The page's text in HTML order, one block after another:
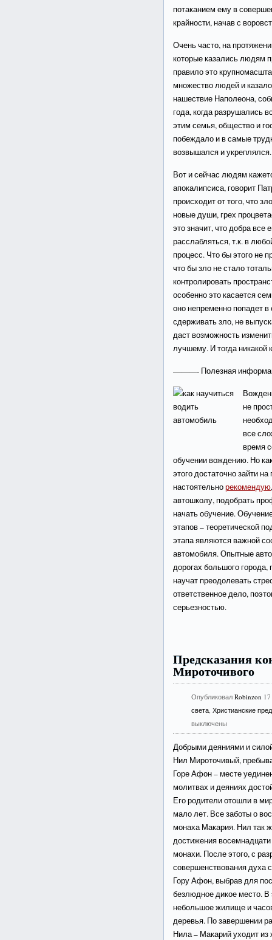
потаканием ему в
крайности, начав с
Очень часто, на
которые казались людям
правило это
множество людей и
нашествие Наполеона,
года, когда разрушались
этим семья, общество и
побеждало и в самые
возвышался и укреплялся.
Вот и сейчас людям
апокалипсиса, говорит
происходит от того, что
новые души, грех
это значит, что добра
расслабляться, т.к. в
процесс. Что бы этого не
что бы зло не стало
контролировать
особенно это касается
оно непременно попадет
сдерживать зло, не
даст возможность
лучшему. И тогда никакой
———- Полезная
не
все
время
обучении вождению. Но
этого достаточно зайти
настоятельнорекомендую
автошколу, подобрать
начать обучение.
этапов – теоретической
этапа являются важной
автомобиля. Опытные
дорогах большого
научат преодолевать
ответственное дело,
серьезностью.
Предсказания
Мироточивого
ОпубликовалRobinzon
света,Христианские
выключены
Добрыми деяниями и
Нил Мироточивый,
Горе Афон – месте
молитвах и деяниях
Его родители отошли в
мало лет. Все заботы о
монаха Макария. Нил так
достижения
монахи. После этого, с
совершенствования духа
Гору Афон, выбрав для
безлюдное дикое место. В
небольшое жилище и
деревья. По завершении
Нила – Макарий уходит